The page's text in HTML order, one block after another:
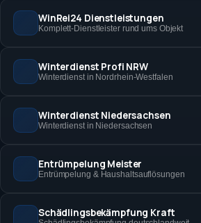
WinRei24 Dienstleistungen
Komplett-Dienstleister rund ums Objekt
Winterdienst Profi NRW
Winterdienst in Nordrhein-Westfalen
Winterdienst Niedersachsen
Winterdienst in Niedersachsen
Entrümpelung Meister
Entrümpelung & Haushaltsauflösungen
Schädlingsbekämpfung Kraft